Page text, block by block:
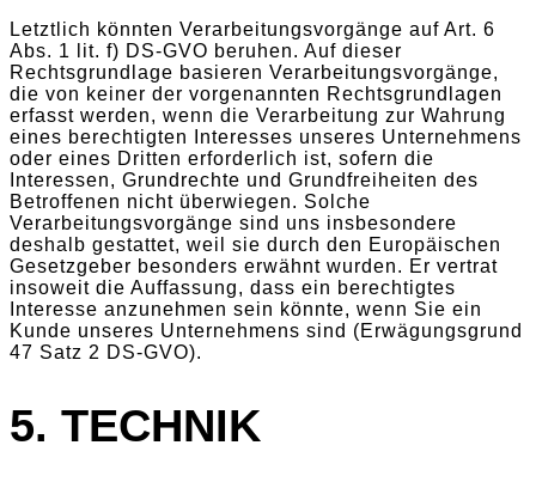
Letztlich könnten Verarbeitungsvorgänge auf Art. 6
Abs. 1 lit. f) DS-GVO beruhen. Auf dieser
Rechtsgrundlage basieren Verarbeitungsvorgänge,
die von keiner der vorgenannten Rechtsgrundlagen
erfasst werden, wenn die Verarbeitung zur Wahrung
eines berechtigten Interesses unseres Unternehmens
oder eines Dritten erforderlich ist, sofern die
Interessen, Grundrechte und Grundfreiheiten des
Betroffenen nicht überwiegen. Solche
Verarbeitungsvorgänge sind uns insbesondere
deshalb gestattet, weil sie durch den Europäischen
Gesetzgeber besonders erwähnt wurden. Er vertrat
insoweit die Auffassung, dass ein berechtigtes
Interesse anzunehmen sein könnte, wenn Sie ein
Kunde unseres Unternehmens sind (Erwägungsgrund
47 Satz 2 DS-GVO).
5. TECHNIK